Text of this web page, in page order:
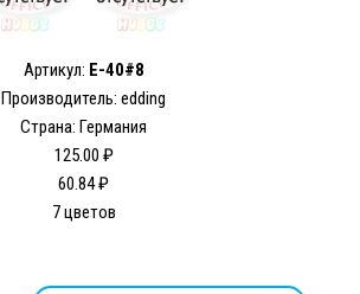
Артикул: E-40#8
Производитель: edding
Страна: Германия
125.00 ₽
60.84 ₽
7 цветов